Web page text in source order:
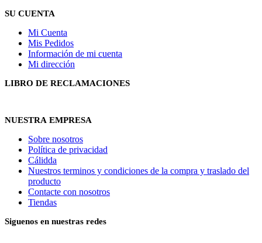
SU CUENTA
Mi Cuenta
Mis Pedidos
Información de mi cuenta
Mi dirección
LIBRO DE RECLAMACIONES
NUESTRA EMPRESA
Sobre nosotros
Política de privacidad
Cálidda
Nuestros terminos y condiciones de la compra y traslado del
producto
Contacte con nosotros
Tiendas
Siguenos en nuestras redes